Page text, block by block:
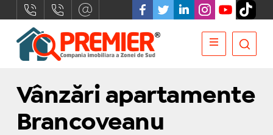
Vânzări apartamente
Brancoveanu